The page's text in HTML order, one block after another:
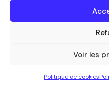
Voir les
Politique de cookies
+33 7 49 60 92 02
CLUB AMILCAR by AMILCAR
2026. Tous droits réservés.